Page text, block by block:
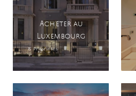
Acheter au
Luxembourg
8 Propriétés